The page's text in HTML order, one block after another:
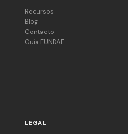
Recursos
Blog
Contacto
Guía FUNDAE
LEGAL